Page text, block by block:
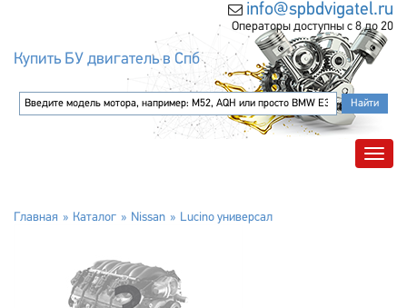
info@spbdvigatel.ru
Операторы доступны с 8 до 20
Купить БУ двигатель в Спб
Главная Каталог Nissan Lucino универсал